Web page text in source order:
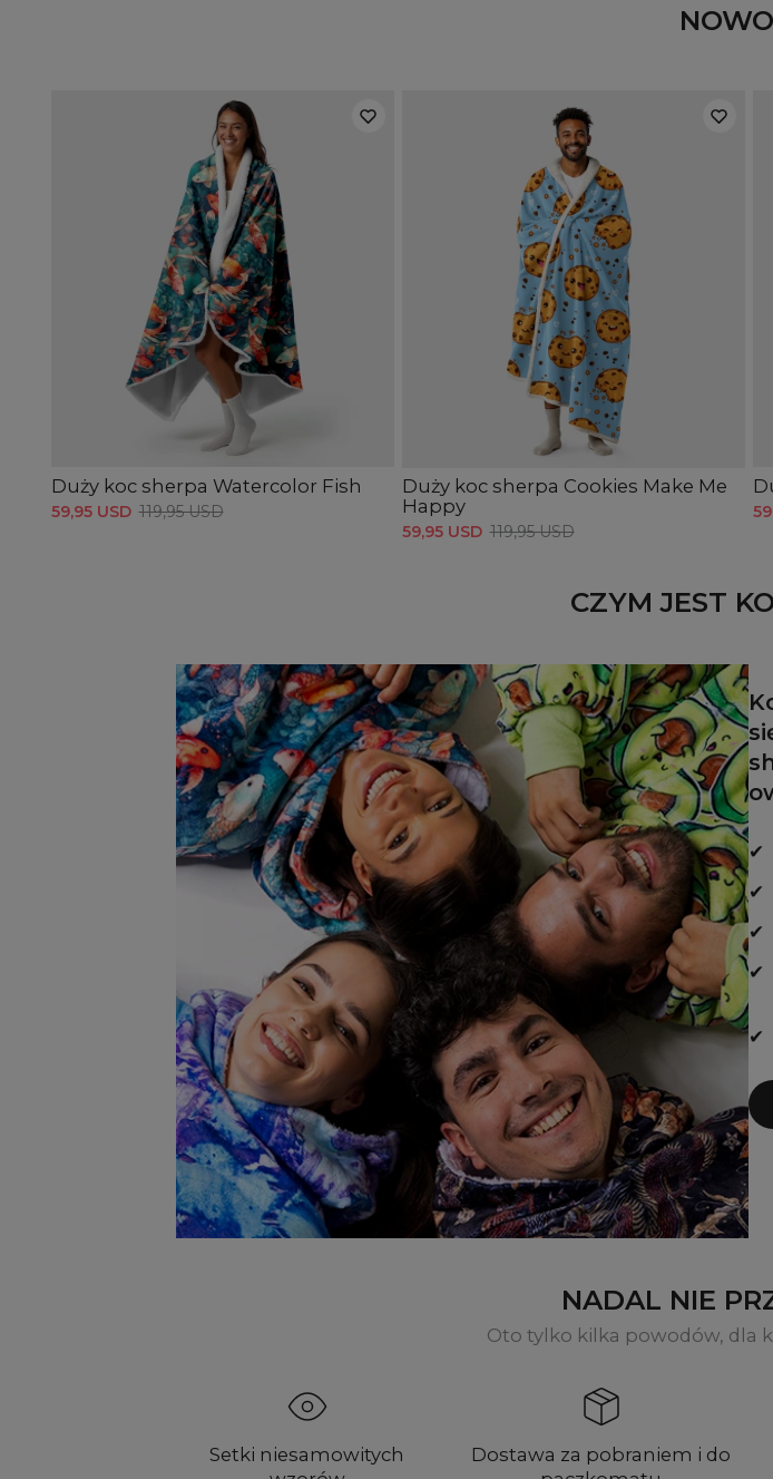
Duży koc sherpa Watercolor Fish
59,95 USD 119,95 USD
Duży koc sherpa Cookies Make Me
Happy
59,95 USD 119,95 USD
CZYM JEST
✔
✔
✔
✔
✔
NADAL NIE
Oto tylko kilka powodów, dla
Setki niesamowitych
Dostawa za pobraniem i do